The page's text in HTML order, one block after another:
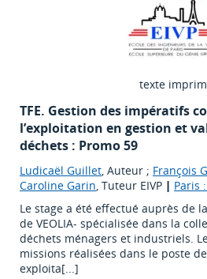
texte
TFE. Gestion des impératifs
l’exploitation en gestion et
déchets : Promo 59
Ludicaël Guillet, Auteur ; François
Caroline Garin, Tuteur EIVP | Paris
Le stage a été effectué auprès de
de VEOLIA- spécialisée dans la
déchets ménagers et industriels.
missions réalisées dans le poste
exploita[...]